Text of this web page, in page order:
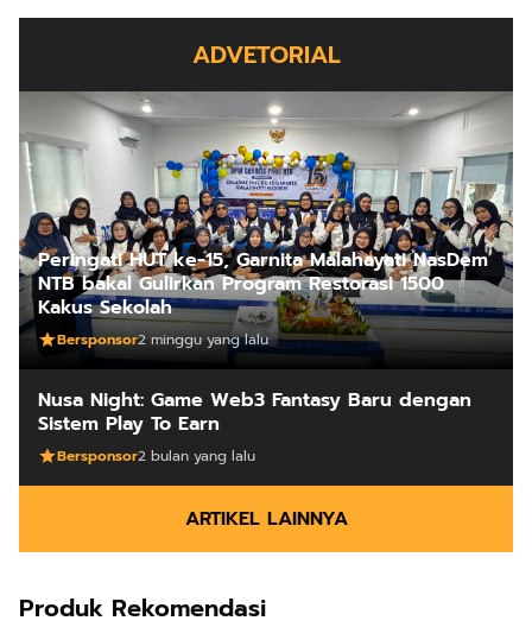
ADVETORIAL
Peringati HUT ke-15, Garnita Malahayati NasDem
NTB bakal Gulirkan Program Restorasi 1500
Kakus Sekolah
Bersponsor2 minggu yang lalu
Nusa Night: Game Web3 Fantasy Baru dengan
Sistem Play To Earn
Bersponsor2 bulan yang lalu
ARTIKEL LAINNYA
Produk Rekomendasi